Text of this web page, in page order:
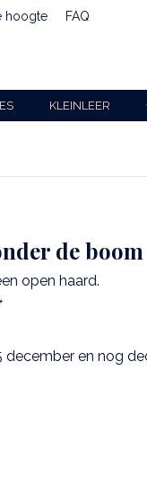
hoogte FAQ
KLEINLEER
de boom
open haard.
en nog